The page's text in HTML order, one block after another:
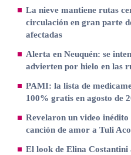
La nieve mantiene rutas
circulación en gran parte
afectadas
Alerta en Neuquén: se
advierten por hielo en las
PAMI: la lista de
100% gratis en agosto de
Revelaron un video
canción de amor a Tuli
El look de Elina